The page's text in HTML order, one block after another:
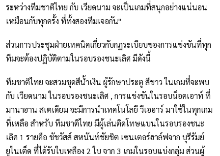
ระหว่างทีมชาติไทย กับ เวียดนาม จะเป็นเกมที่สนุกอย่างแน่นอน
เหมือนกับทุกครั้ง ที่ทั้งสองทีมเจอกัน"
ส่วนการประชุมฝ่ายเทคนิคเกี่ยวกับกฏระเบียบของการแข่งขันที่ทุก
ทีมจะต้องปฏิบัติตามในรอบรองชนะเลิศ มีดังนี้
ทีมชาติไทย จะสวมชุดสีน้ำเงิน ผู้รักษาประตู สีขาว ในเกมที่จะพบ
กับ เวียดนาม ในรอบรองชนะเลิศ , การแข่งขันในรอบน็อคเอาท์ ที่
มานาฮาน สเตเดียม จะมีการนำเทคโนโลยี วีเออาร์ มาใช้ในทุกเกม
ที่เหลือ สำหรับ ทีมชาติไทย มีผู้เล่นติดโทษแบนในรอบรองชนะ
เลิศ 1 รายคือ ชัชวัสส์ สหนันท์ชัยชิต เซนเตอร์ฮาล์ฟจาก บุรีรัมย์
ยูไนเต็ด ที่ได้รับใบเหลือง 2 ใบ จาก 3 เกมในรอบแบ่งกลุ่ม ส่วนผู้